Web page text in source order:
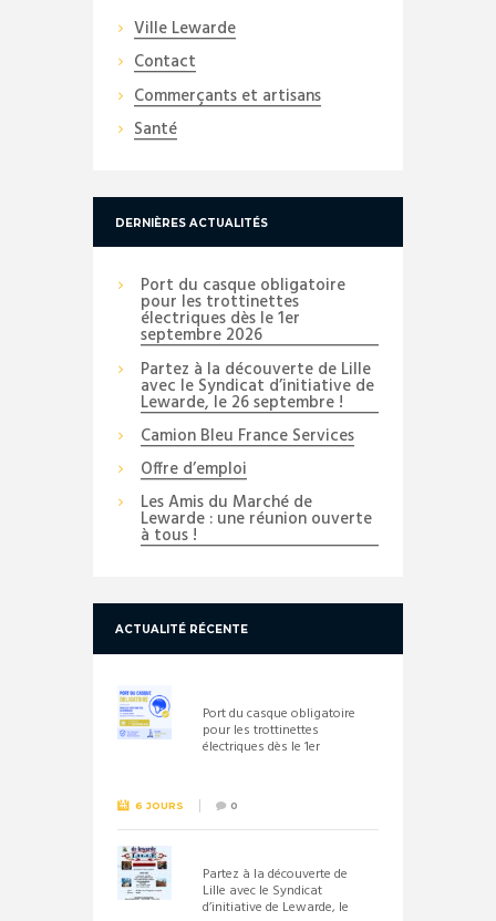
Ville Lewarde
Contact
Commerçants et artisans
Santé
DERNIÈRES ACTUALITÉS
Port du casque obligatoire
pour les trottinettes
électriques dès le 1er
septembre 2026
Partez à la découverte de Lille
avec le Syndicat d’initiative de
Lewarde, le 26 septembre !
Camion Bleu France Services
Offre d’emploi
Les Amis du Marché de
Lewarde : une réunion ouverte
à tous !
ACTUALITÉ RÉCENTE
Port du casque obligatoire
pour les trottinettes
électriques dès le 1er
6 JOURS 0
Partez à la découverte de
Lille avec le Syndicat
d’initiative de Lewarde, le